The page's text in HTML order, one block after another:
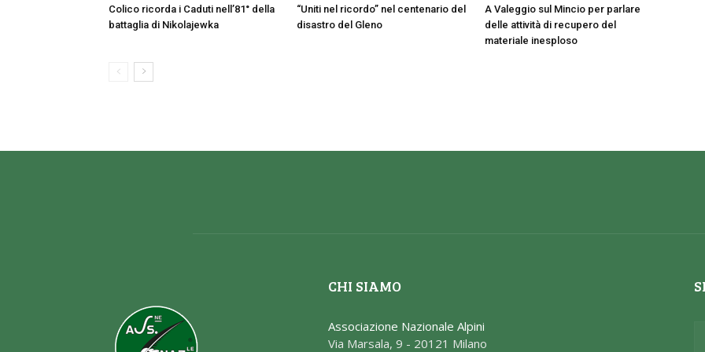
Colico ricorda i Caduti nell’81° della
battaglia di Nikolajewka
“Uniti nel ricordo” nel centenario del
disastro del Gleno
A Valeggio sul Mincio per parlare
delle attività di recupero del
materiale inesploso
CHI SIAMO
Associazione Nazionale Alpini
Via Marsala, 9 - 20121 Milano